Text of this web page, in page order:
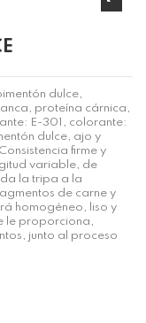
dulce,
proteína cárnica,
E-301, colorante:
dulce, ajo y
firme y
variable, de
la tripa a la
de carne y
homogéneo, liso y
le proporciona,
junto al proceso